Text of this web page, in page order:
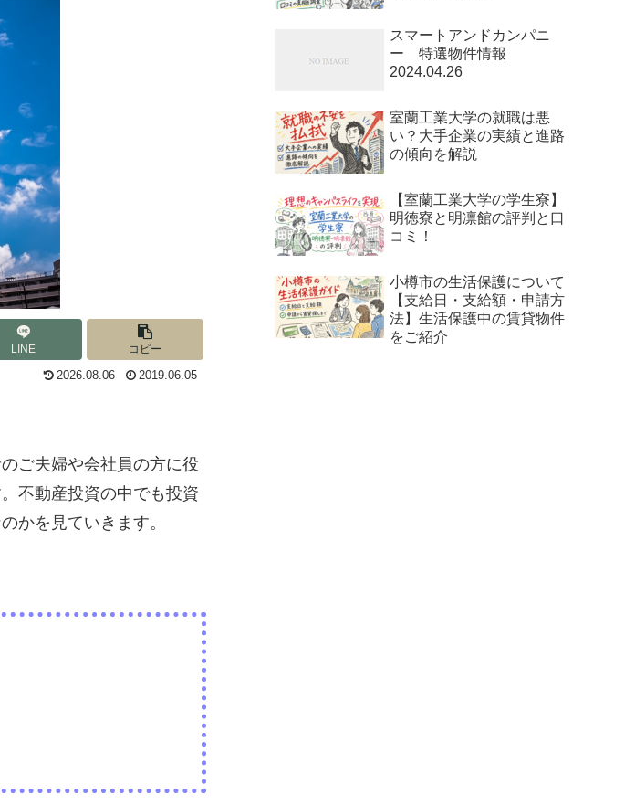
LINE コピー
2026.08.06 2019.06.05
ご夫婦や会社員の方に役
不動産投資の中でも投資
かを見ていきます。
スマートアンドカンパニ
ー 特選物件情報
2024.04.26
室蘭工業大学の就職は悪
い？大手企業の実績と進路
の傾向を解説
【室蘭工業大学の学生寮】
明徳寮と明凛館の評判と口
コミ！
小樽市の生活保護について
【支給日・支給額・申請方
法】生活保護中の賃貸物件
をご紹介